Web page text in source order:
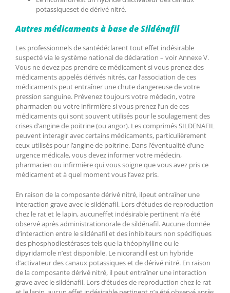
potassiqueset de dérivé nitré.
Autres médicaments à base de Sildénafil
Les professionnels de santédéclarent tout effet indésirable
suspecté via le système national de déclaration – voir Annexe V.
Vous ne devez pas prendre ce médicament si vous prenez des
médicaments appelés dérivés nitrés, car l’association de ces
médicaments peut entraîner une chute dangereuse de votre
pression sanguine. Prévenez toujours votre médecin, votre
pharmacien ou votre infirmière si vous prenez l’un de ces
médicaments qui sont souvent utilisés pour le soulagement des
crises d’angine de poitrine (ou angor). Les comprimés SILDENAFIL
peuvent interagir avec certains médicaments, particulièrement
ceux utilisés pour l’angine de poitrine. Dans l’éventualité d’une
urgence médicale, vous devez informer votre médecin,
pharmacien ou infirmière qui vous soigne que vous avez pris ce
médicament et à quel moment vous l’avez pris.
En raison de la composante dérivé nitré, ilpeut entraîner une
interaction grave avec le sildénafil. Lors d’études de reproduction
chez le rat et le lapin, aucuneffet indésirable pertinent n’a été
observé après administrationorale de sildénafil. Aucune donnée
d’interaction entre le sildénafil et des inhibiteurs non spécifiques
des phosphodiestérases tels que la théophylline ou le
dipyridamole n’est disponible. Le nicorandil est un hybride
d’activateur des canaux potassiques et de dérivé nitré. En raison
de la composante dérivé nitré, il peut entraîner une interaction
grave avec le sildénafil. Lors d’études de reproduction chez le rat